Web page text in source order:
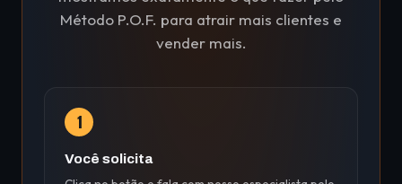
Método P.O.F. para atrair mais clientes e
vender mais.
1
Você solicita